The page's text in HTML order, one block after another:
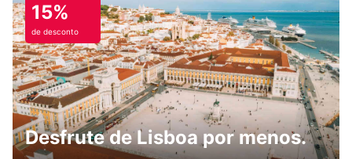
15%
de desconto
Desfrute de Lisboa por menos.